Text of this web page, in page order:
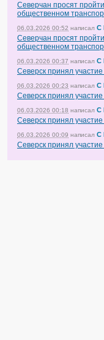
Северчан просят
общественном
06.03.2026 00:52 написал С
Северчан просят
общественном
06.03.2026 00:37 написал С
Северск принял
06.03.2026 00:23 написал С
Северск принял
06.03.2026 00:18 написал С
Северск принял
06.03.2026 00:09 написал С
Северск принял